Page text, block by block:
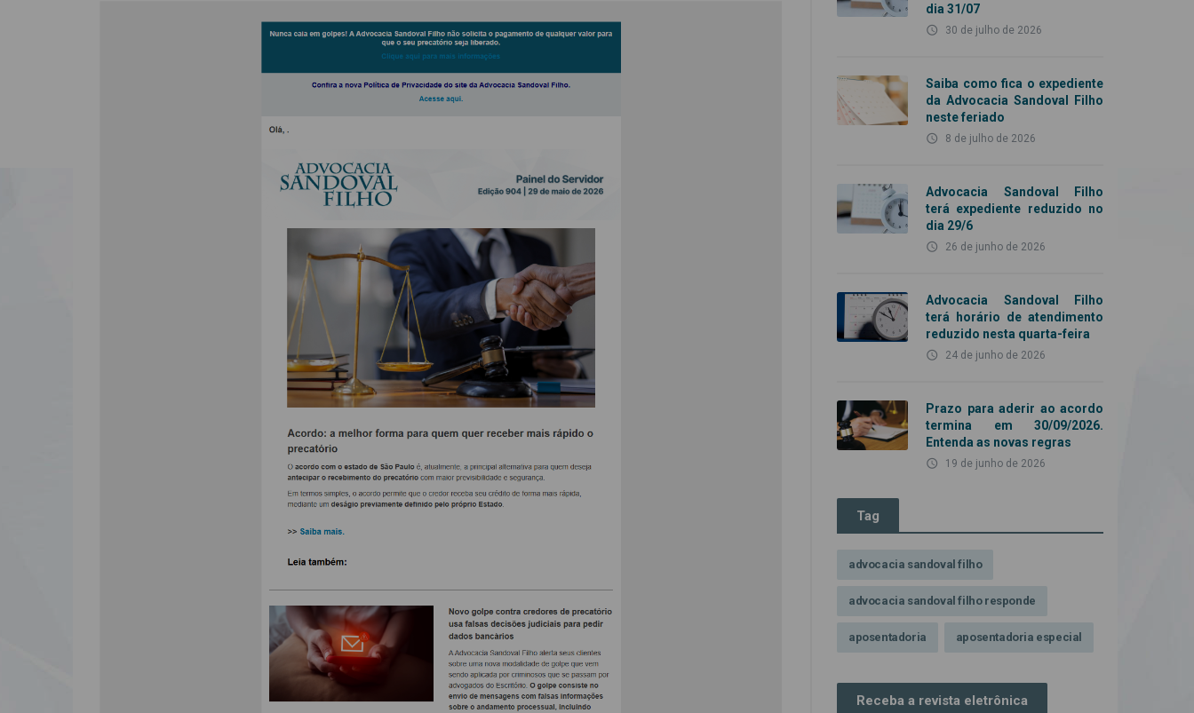
dia 31/07
access_time 30 de julho de 2026
Saiba como fica o expediente
da Advocacia Sandoval Filho
neste feriado
access_time 8 de julho de 2026
Advocacia Sandoval Filho
terá expediente reduzido no
dia 29/6
access_time 26 de junho de 2026
Advocacia Sandoval Filho
terá horário de atendimento
reduzido nesta quarta-feira
access_time 24 de junho de 2026
Prazo para aderir ao acordo
termina em 30/09/2026.
Entenda as novas regras
access_time 19 de junho de 2026
Tag
advocacia sandoval filho
advocacia sandoval filho responde
aposentadoria aposentadoria especial
Campanha contra assédio ilegal
Receba a revista eletrônica